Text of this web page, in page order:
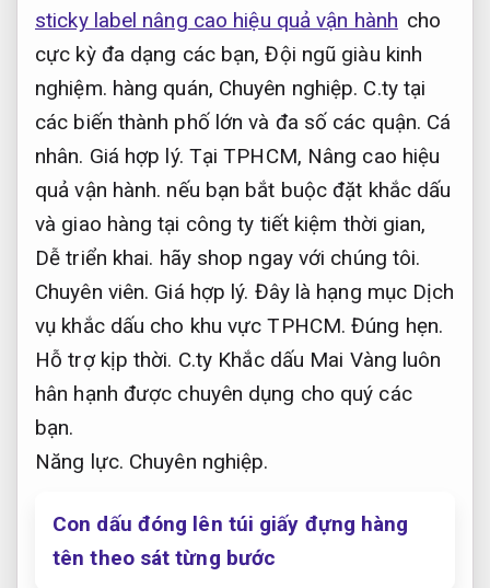
sticky label nâng cao hiệu quả vận hành cho
cực kỳ đa dạng các bạn,Đội ngũ giàu kinh
nghiệm. hàng quán, Chuyên nghiệp. C.ty tại
các biến thành phố lớn và đa số các quận. Cá
nhân. Giá hợp lý. Tại TPHCM, Nâng cao hiệu
quả vận hành. nếu bạn bắt buộc đặt khắc dấu
và giao hàng tại công ty tiết kiệm thời gian,
Dễ triển khai. hãy shop ngay với chúng tôi.
Chuyên viên. Giá hợp lý. Đây là hạng mục Dịch
vụ khắc dấu cho khu vực TPHCM.Đúng hẹn.
Hỗ trợ kịp thời. C.ty Khắc dấu Mai Vàng luôn
hân hạnh được chuyên dụng cho quý các
bạn.
Năng lực. Chuyên nghiệp.
Con dấu đóng lên túi giấy đựng hàng
tên theo sát từng bước